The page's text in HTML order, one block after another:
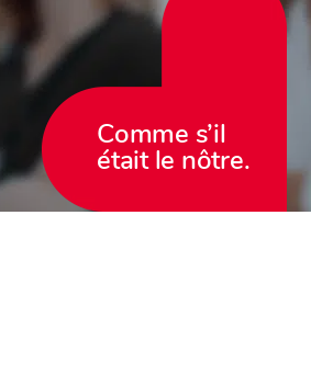
Comme s’il
était le nôtre.